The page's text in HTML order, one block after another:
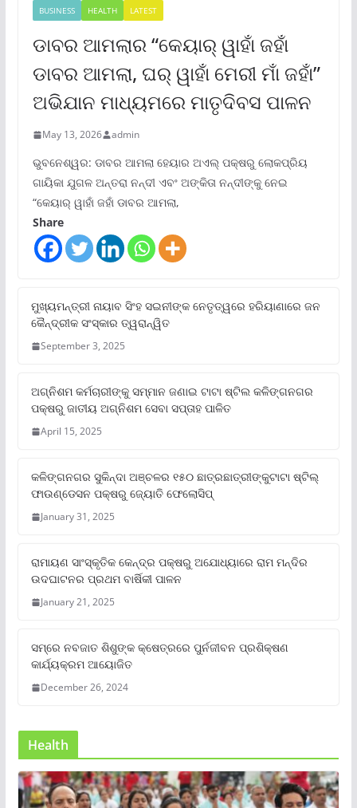
BUSINESS HEALTH LATEST
ଡାବର ଆମଲାର “କେୟାର୍ ୱାହାଁ ଜହାଁ
ଡାବର ଆମଲା, ଘର୍ ୱାହାଁ ମେରୀ ମାଁ ଜହାଁ”
ଅଭିଯାନ ମାଧ୍ୟମରେ ମାତୃଦିବସ ପାଳନ
May 13, 2026 admin
ଭୁବନେଶ୍ୱର: ଡାବର ଆମଲା ହେୟାର ଅଏଲ୍ ପକ୍ଷରୁ ଲୋକପ୍ରିୟ
ଗାୟିକା ଯୁଗଳ ଅନ୍ତରା ନନ୍ଦୀ ଏବଂ ଅଙ୍କିତା ନନ୍ଦୀଙ୍କୁ ନେଇ
“କେୟାର୍ ୱାହାଁ ଜହାଁ ଡାବର ଆମଲା,
Share
ମୁଖ୍ୟମନ୍ତ୍ରୀ ନାୟାବ ସିଂହ ସଇନୀଙ୍କ ନେତୃତ୍ୱରେ ହରିୟାଣାରେ ଜନ
କୈନ୍ଦ୍ରୀକ ସଂସ୍କାର ତ୍ୱରାନ୍ୱିତ
September 3, 2025
ଅଗ୍ନିଶମ କର୍ମଚାରୀଙ୍କୁ ସମ୍ମାନ ଜଣାଇ ଟାଟା ଷ୍ଟିଲ କଳିଙ୍ଗନଗର
ପକ୍ଷରୁ ଜାତୀୟ ଅଗ୍ନିଶମ ସେବା ସପ୍ତାହ ପାଳିତ
April 15, 2025
କଳିଙ୍ଗନଗର ସୁକିନ୍ଦା ଅଞ୍ଚଳର ୧୫୦ ଛାତ୍ରଛାତ୍ରୀଙ୍କୁଟାଟା ଷ୍ଟିଲ୍
ଫାଉଣ୍ଡେସନ ପକ୍ଷରୁ ଜ୍ୟୋତି ଫେଲୋସିପ୍‌
January 31, 2025
ରାମାୟଣ ସାଂସ୍କୃତିକ କେନ୍ଦ୍ର ପକ୍ଷରୁ ଅଯୋଧ୍ୟାରେ ରାମ ମନ୍ଦିର
ଉଦଘାଟନର ପ୍ରଥମ ବାର୍ଷିକୀ ପାଳନ
January 21, 2025
ସମ୍‌ରେ ନବଜାତ ଶିଶୁଙ୍କ କ୍ଷେତ୍ରରେ ପୁର୍ନଜୀବନ ପ୍ରଶିକ୍ଷଣ
କାର୍ଯ୍ୟକ୍ରମ ଆୟୋଜିତ
December 26, 2024
Health